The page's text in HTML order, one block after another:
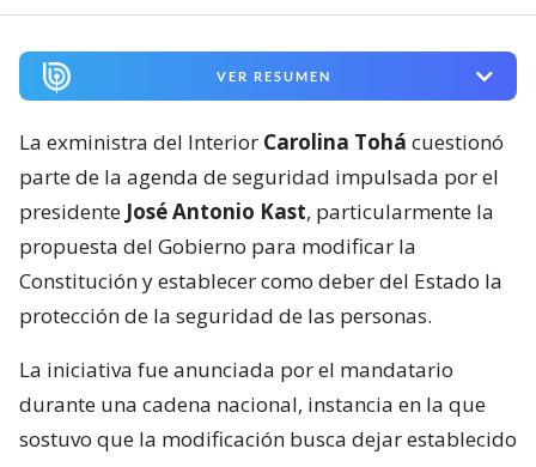
VER RESUMEN
La exministra del Interior Carolina Tohá cuestionó
parte de la agenda de seguridad impulsada por el
presidente José Antonio Kast, particularmente la
propuesta del Gobierno para modificar la
Constitución y establecer como deber del Estado la
protección de la seguridad de las personas.
La iniciativa fue anunciada por el mandatario
durante una cadena nacional, instancia en la que
sostuvo que la modificación busca dejar establecido